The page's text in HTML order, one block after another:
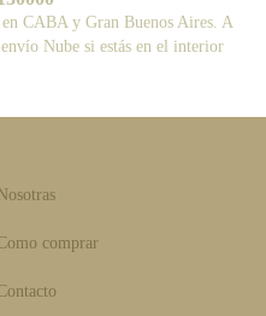
CABA y Gran Buenos Aires. A
Nube si estás en el interior
Nosotras
comprar